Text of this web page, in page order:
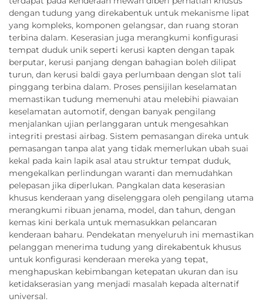
dengan tudung yang direkabentuk untuk mekanisme lipat
yang kompleks, komponen gelangsar, dan ruang storan
terbina dalam. Keserasian juga merangkumi konfigurasi
tempat duduk unik seperti kerusi kapten dengan tapak
berputar, kerusi panjang dengan bahagian boleh dilipat
turun, dan kerusi baldi gaya perlumbaan dengan slot tali
pinggang terbina dalam. Proses pensijilan keselamatan
memastikan tudung memenuhi atau melebihi piawaian
keselamatan automotif, dengan banyak pengilang
menjalankan ujian perlanggaran untuk mengesahkan
integriti prestasi airbag. Sistem pemasangan direka untuk
pemasangan tanpa alat yang tidak memerlukan ubah suai
kekal pada kain lapik asal atau struktur tempat duduk,
mengekalkan perlindungan waranti dan memudahkan
pelepasan jika diperlukan. Pangkalan data keserasian
khusus kenderaan yang diselenggara oleh pengilang utama
merangkumi ribuan jenama, model, dan tahun, dengan
kemas kini berkala untuk memasukkan pelancaran
kenderaan baharu. Pendekatan menyeluruh ini memastikan
pelanggan menerima tudung yang direkabentuk khusus
untuk konfigurasi kenderaan mereka yang tepat,
menghapuskan kebimbangan ketepatan ukuran dan isu
ketidakserasian yang menjadi masalah kepada alternatif
universal.